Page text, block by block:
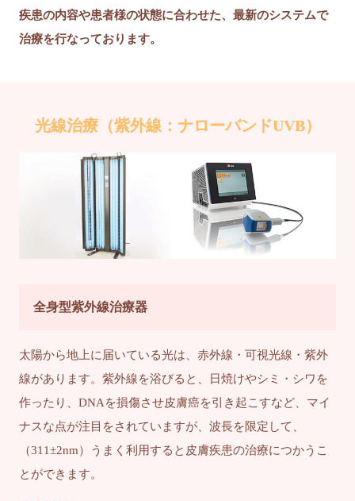
疾患の内容や患者様の状態に合わせた、最新のシステムで
治療を行なっております。
光線治療（紫外線：ナローバンドUVB）
全身型紫外線治療器
太陽から地上に届いている光は、赤外線・可視光線・紫外
線があります。紫外線を浴びると、日焼けやシミ・シワを
作ったり、DNAを損傷させ皮膚癌を引き起こすなど、マイ
ナスな点が注目をされていますが、波長を限定して、
（311±2nm）うまく利用すると皮膚疾患の治療につかうこ
とができます。